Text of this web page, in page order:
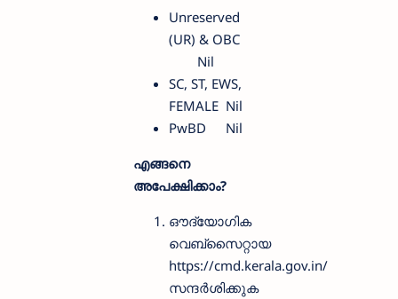
Unreserved
(UR) & OBC
Nil
SC, ST, EWS,
FEMALE Nil
PwBD
Nil
എങ്ങനെ
അപേക്ഷിക്കാം?
ഔദ്യോ​ഗിക
വെബ്സൈറ്റായ
https://cmd.kerala.gov.in/
സന്ദർശിക്കുക